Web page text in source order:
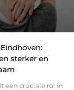
sterker en
een cruciale rol in